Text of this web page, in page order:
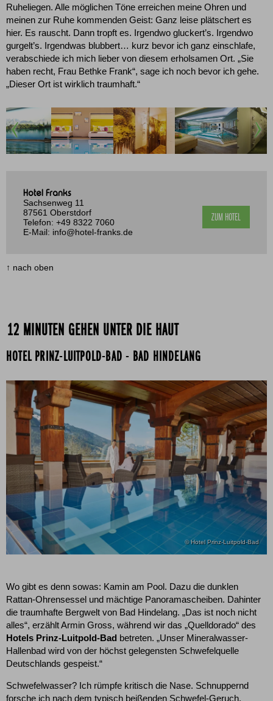
Ruheliegen. Alle möglichen Töne erreichen meine Ohren und
meinen zur Ruhe kommenden Geist: Ganz leise plätschert es
hier. Es rauscht. Dann tropft es. Irgendwo gluckert’s. Irgendwo
gurgelt’s. Irgendwas blubbert… kurz bevor ich ganz einschlafe,
verabschiede ich mich lieber von diesem erholsamen Ort. „Sie
haben recht, Frau Bethke Frank“, sage ich noch bevor ich gehe.
„Dieser Ort ist wirklich traumhaft.“
Hotel Franks
Sachsenweg 11
87561 Oberstdorf
Telefon: +49 8322 7060
E-Mail: info@hotel-franks.de
ZUM HOTEL
↑ nach oben
12 MINUTEN GEHEN UNTER DIE HAUT
HOTEL PRINZ-LUITPOLD-BAD - BAD HINDELANG
© Hotel Prinz-Luitpold-Bad
Wo gibt es denn sowas: Kamin am Pool. Dazu die dunklen
Rattan-Ohrensessel und mächtige Panoramascheiben. Dahinter
die traumhafte Bergwelt von Bad Hindelang. „Das ist noch nicht
alles“, erzählt Armin Gross, während wir das „Quelldorado“ des
Hotels Prinz-Luitpold-Bad betreten. „Unser Mineralwasser-
Hallenbad wird von der höchst gelegensten Schwefelquelle
Deutschlands gespeist.“
Schwefelwasser? Ich rümpfe kritisch die Nase. Schnuppernd
forsche ich nach dem typisch beißenden Schwefel-Geruch.